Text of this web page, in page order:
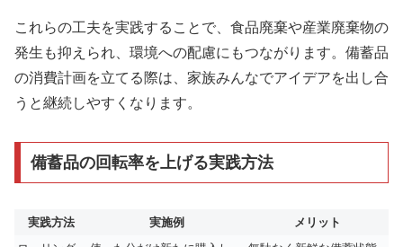
これらの工夫を実践することで、食品廃棄や産業廃棄物の
発生も抑えられ、環境への配慮にもつながります。備蓄品
の消費計画を立てる際は、家族みんなでアイデアを出し合
うと継続しやすくなります。
備蓄品の回転率を上げる実践方法
実践方法 実施例
メリット